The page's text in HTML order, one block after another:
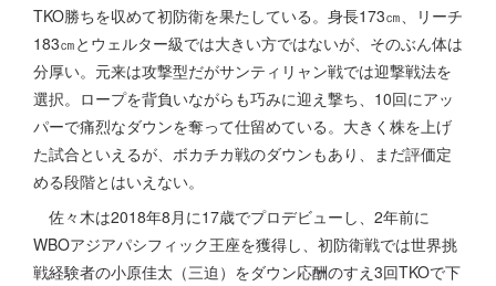
TKO勝ちを収めて初防衛を果たしている。身長173㎝、リーチ
183㎝とウェルター級では大きい方ではないが、そのぶん体は
分厚い。元来は攻撃型だがサンティリャン戦では迎撃戦法を
選択。ロープを背負いながらも巧みに迎え撃ち、10回にアッ
パーで痛烈なダウンを奪って仕留めている。大きく株を上げ
た試合といえるが、ボカチカ戦のダウンもあり、まだ評価定
める段階とはいえない。
佐々木は2018年8月に17歳でプロデビューし、2年前に
WBOアジアパシフィック王座を獲得し、初防衛戦では世界挑
戦経験者の小原佳太（三迫）をダウン応酬のすえ3回TKOで下